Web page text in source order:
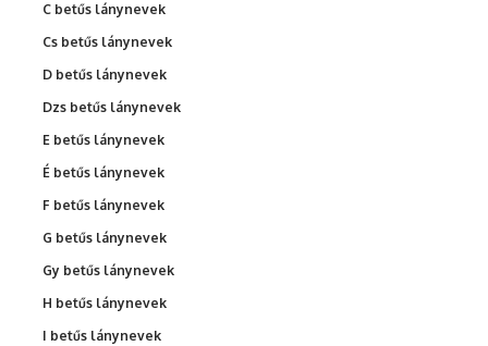
C betűs lánynevek
Cs betűs lánynevek
D betűs lánynevek
Dzs betűs lánynevek
E betűs lánynevek
É betűs lánynevek
F betűs lánynevek
G betűs lánynevek
Gy betűs lánynevek
H betűs lánynevek
I betűs lánynevek